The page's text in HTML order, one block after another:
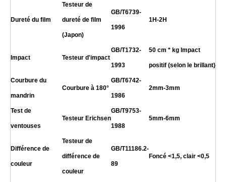
Dureté du film
Testeur de
dureté de film
(Japon)
GB/T6739-
1996
1H-2H
Impact Testeur d'impact
GB/T1732-
1993
50 cm * kg Impact
positif (selon le brillant)
Courbure du
mandrin
Courbure à 180°
GB/T6742-
1986
2mm-3mm
Test de
ventouses
Testeur Erichsen
GB/T9753-
1988
5mm-6mm
Différence de
couleur
Testeur de
différence de
couleur
GB/T11186.2-
89
Foncé <1,5, clair <0,5